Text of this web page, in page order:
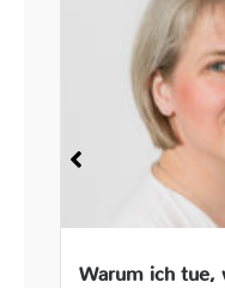
Warum ich tue,